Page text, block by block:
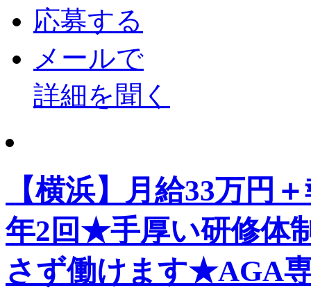
応募する
メールで
詳細を聞く
【横浜】月給33万円
年2回★手厚い研修体
さず働けます★AGA